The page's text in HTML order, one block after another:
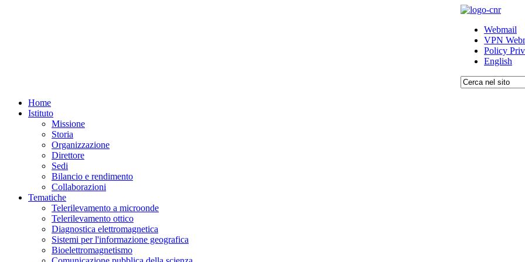
Webmail
VPN
Policy
English
Home
Istituto
Missione
Storia
Organizzazione
Direttore
Sedi
Bilancio e rendimento
Collaborazioni
Tematiche
Telerilevamento a microonde
Telerilevamento ottico
Diagnostica elettromagnetica
Sistemi per l'informazione geografica
Bioelettromagnetismo